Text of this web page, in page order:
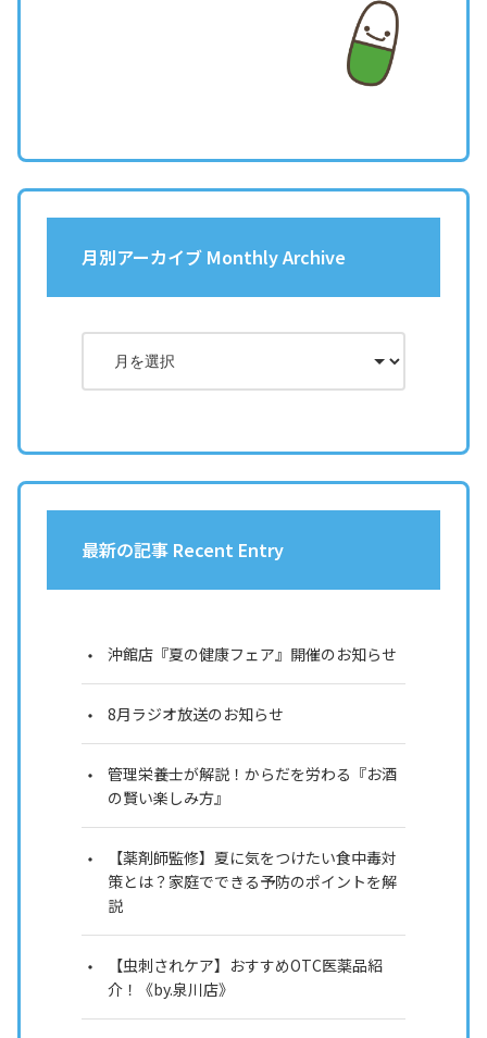
月別アーカイブ Monthly Archive
最新の記事 Recent Entry
沖館店『夏の健康フェア』開催のお知らせ
8月ラジオ放送のお知らせ
管理栄養士が解説！からだを労わる『お酒
の賢い楽しみ方』
【薬剤師監修】夏に気をつけたい食中毒対
策とは？家庭でできる予防のポイントを解
説
【虫刺されケア】おすすめOTC医薬品紹
介！《by.泉川店》